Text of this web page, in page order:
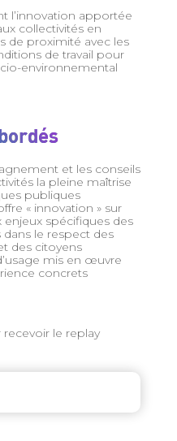
l’innovation apportée
collectivités en
de proximité avec les
de travail pour
environnemental
et les conseils
la pleine maîtrise
publiques
« innovation » sur
spécifiques des
le respect des
des citoyens
mis en œuvre
concrets
le replay